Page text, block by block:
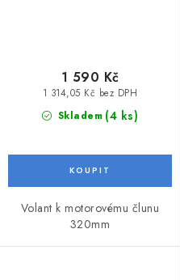
Skladem (4 ks)
1 314,05 Kč bez DPH
1 590 Kč
Volant k motorovému člunu
320mm